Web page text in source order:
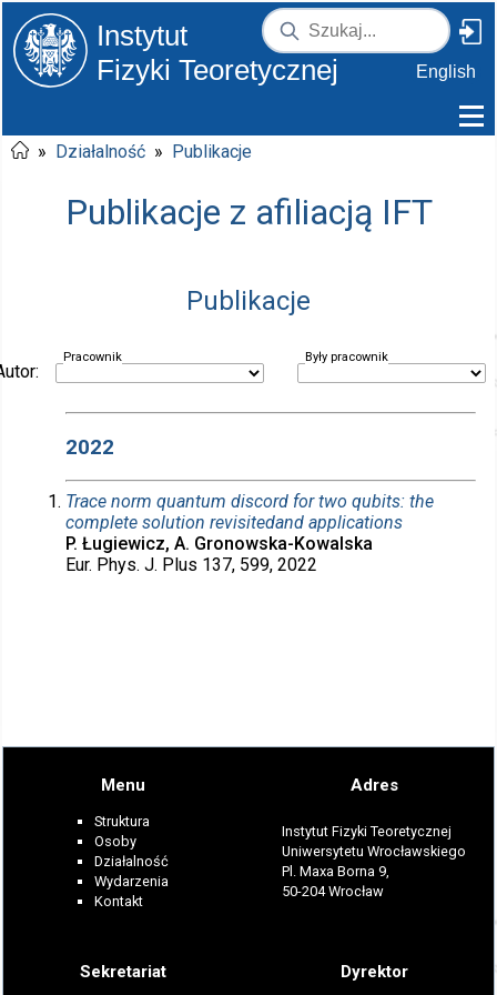
Instytut
Fizyki Teoretycznej
English
» Działalność » Publikacje
Publikacje z afiliacją IFT
Publikacje
Pracownik Były pracownik
2022
Trace norm quantum discord for two qubits: the
complete solution revisitedand applications
P. Ługiewicz, A. Gronowska-Kowalska
Eur. Phys. J. Plus 137, 599, 2022
Menu
Struktura
Osoby
Działalność
Wydarzenia
Kontakt
Adres
Instytut Fizyki Teoretycznej
Uniwersytetu Wrocławskiego
Pl. Maxa Borna 9,
50-204 Wrocław
Sekretariat Dyrektor